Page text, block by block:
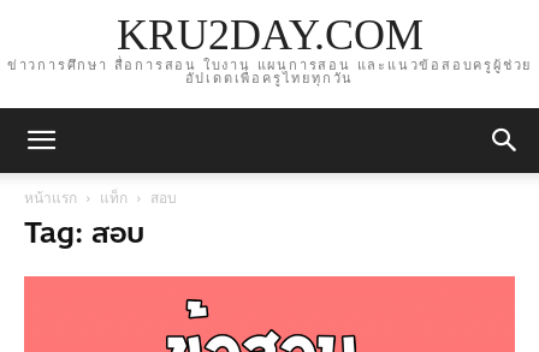
KRU2DAY.COM
ข่าวการศึกษา สื่อการสอน ใบงาน แผนการสอน และแนวข้อสอบครูผู้ช่วย
อัปเดตเพื่อครูไทยทุกวัน
หน้าแรก แท็ก สอบ
Tag: สอบ